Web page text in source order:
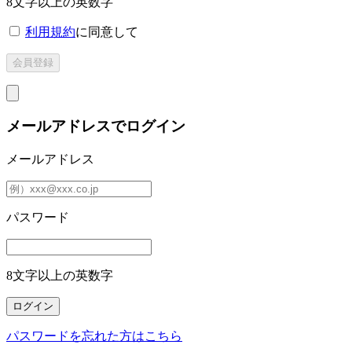
利用規約に同意して
メールアドレスでログイン
メールアドレス
パスワード
8文字以上の英数字
パスワードを忘れた方はこちら